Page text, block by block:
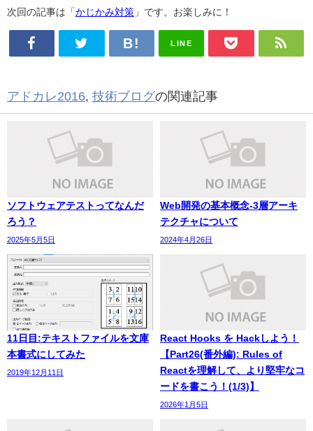
次回の記事は「 かじかみ対策 」です。お楽しみに！
LINE
アドカレ2016, 技術ブログの関連記事
ソフトウェアテストってなんだ
ろう？
2025年5月5日
Web開発の基本概念-3層アーキ
テクチャについて
2024年4月26日
11日目:テキストファイルを文庫
本書式にしてみた
2019年12月11日
React Hooks を Hackしよう！
【Part26(番外編): Rules of
Reactを理解して、より堅牢なコ
ードを書こう！(1/3)】
2026年1月5日